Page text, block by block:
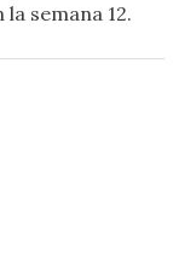
semana 12.